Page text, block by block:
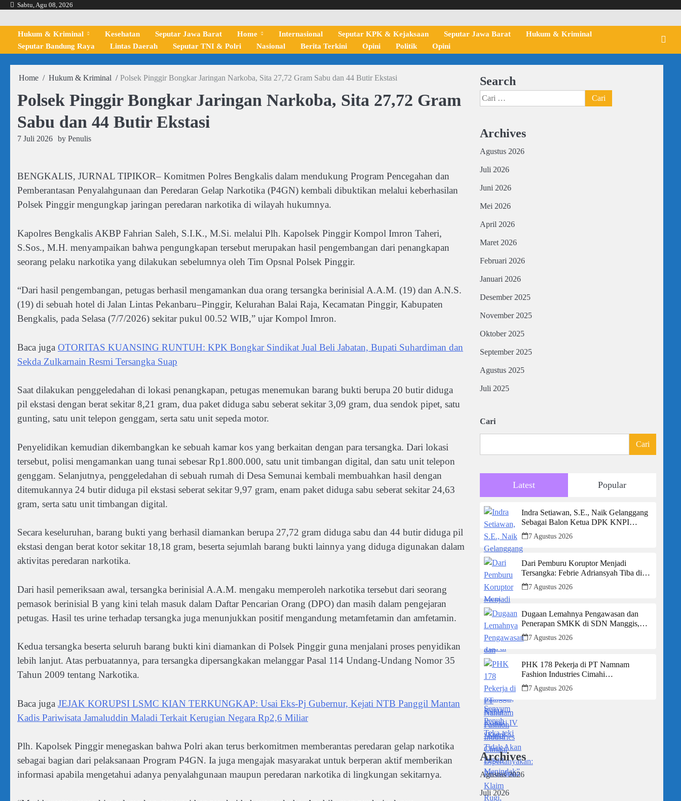
Skip
content
Sabtu, Agu 08, 2026
Hukum & Kriminal Kesehatan Seputar Jawa Barat Home Internasional Seputar KPK & Kejaksaan Seputar Jawa Barat
Hukum & Kriminal
Seputar Bandung Raya
Lintas Daerah Seputar TNI & Polri Nasional Berita Terkini Opini Politik Opini
Home Hukum & Kriminal Polsek Pinggir Bongkar Jaringan Narkoba, Sita 27,72 Gram Sabu dan 44 Butir Ekstasi
Polsek Pinggir Bongkar Jaringan Narkoba, Sita 27,72 Gram
Sabu dan 44 Butir Ekstasi
7 Juli 2026 by Penulis
BENGKALIS, JURNAL TIPIKOR– Komitmen Polres Bengkalis dalam mendukung Program Pencegahan dan
Pemberantasan Penyalahgunaan dan Peredaran Gelap Narkotika (P4GN) kembali dibuktikan melalui keberhasilan
Polsek Pinggir mengungkap jaringan peredaran narkotika di wilayah hukumnya.
Kapolres Bengkalis AKBP Fahrian Saleh, S.I.K., M.Si. melalui Plh. Kapolsek Pinggir Kompol Imron Taheri,
S.Sos., M.H. menyampaikan bahwa pengungkapan tersebut merupakan hasil pengembangan dari penangkapan
seorang pelaku narkotika yang dilakukan sebelumnya oleh Tim Opsnal Polsek Pinggir.
“Dari hasil pengembangan, petugas berhasil mengamankan dua orang tersangka berinisial A.A.M. (19) dan A.N.S.
(19) di sebuah hotel di Jalan Lintas Pekanbaru–Pinggir, Kelurahan Balai Raja, Kecamatan Pinggir, Kabupaten
Bengkalis, pada Selasa (7/7/2026) sekitar pukul 00.52 WIB,” ujar Kompol Imron.
Baca juga OTORITAS KUANSING RUNTUH: KPK Bongkar Sindikat Jual Beli Jabatan, Bupati Suhardiman dan
Sekda Zulkarnain Resmi Tersangka Suap
Saat dilakukan penggeledahan di lokasi penangkapan, petugas menemukan barang bukti berupa 20 butir diduga
pil ekstasi dengan berat sekitar 8,21 gram, dua paket diduga sabu seberat sekitar 3,09 gram, dua sendok pipet, satu
gunting, satu unit telepon genggam, serta satu unit sepeda motor.
Penyelidikan kemudian dikembangkan ke sebuah kamar kos yang berkaitan dengan para tersangka. Dari lokasi
tersebut, polisi mengamankan uang tunai sebesar Rp1.800.000, satu unit timbangan digital, dan satu unit telepon
genggam. Selanjutnya, penggeledahan di sebuah rumah di Desa Semunai kembali membuahkan hasil dengan
ditemukannya 24 butir diduga pil ekstasi seberat sekitar 9,97 gram, enam paket diduga sabu seberat sekitar 24,63
gram, serta satu unit timbangan digital.
Secara keseluruhan, barang bukti yang berhasil diamankan berupa 27,72 gram diduga sabu dan 44 butir diduga pil
ekstasi dengan berat kotor sekitar 18,18 gram, beserta sejumlah barang bukti lainnya yang diduga digunakan dalam
aktivitas peredaran narkotika.
Dari hasil pemeriksaan awal, tersangka berinisial A.A.M. mengaku memperoleh narkotika tersebut dari seorang
pemasok berinisial B yang kini telah masuk dalam Daftar Pencarian Orang (DPO) dan masih dalam pengejaran
petugas. Hasil tes urine terhadap tersangka juga menunjukkan positif mengandung metamfetamin dan amfetamin.
Kedua tersangka beserta seluruh barang bukti kini diamankan di Polsek Pinggir guna menjalani proses penyidikan
lebih lanjut. Atas perbuatannya, para tersangka dipersangkakan melanggar Pasal 114 Undang-Undang Nomor 35
Tahun 2009 tentang Narkotika.
Baca juga JEJAK KORUPSI LSMC KIAN TERKUNGKAP: Usai Eks-Pj Gubernur, Kejati NTB Panggil Mantan
Kadis Pariwisata Jamaluddin Maladi Terkait Kerugian Negara Rp2,6 Miliar
Plh. Kapolsek Pinggir menegaskan bahwa Polri akan terus berkomitmen memberantas peredaran gelap narkotika
sebagai bagian dari pelaksanaan Program P4GN. Ia juga mengajak masyarakat untuk berperan aktif memberikan
informasi apabila mengetahui adanya penyalahgunaan maupun peredaran narkotika di lingkungan sekitarnya.
Search
Cari
untuk:
Archives
Agustus 2026
Juli 2026
Juni 2026
Mei 2026
April 2026
Maret 2026
Februari 2026
Januari 2026
Desember 2025
November 2025
Oktober 2025
September 2025
Agustus 2025
Juli 2025
Cari
Cari
Latest Popular
Indra Setiawan, S.E., Naik Gelanggang
Sebagai Balon Ketua DPK KNPI
Kecamatan Ciambar
7 Agustus 2026
Dari Pemburu Koruptor Menjadi
Tersangka: Febrie Adriansyah Tiba di
Kejagung Berborgol, Bawa Map Biru
dan Senyum Penuh Teka-teki
7 Agustus 2026
Dugaan Lemahnya Pengawasan dan
Penerapan SMKK di SDN Manggis,
Ketua Komisi IV “Kami Tidak Akan
Segan Menindak”
7 Agustus 2026
PHK 178 Pekerja di PT Namnam
Fashion Industries Cimahi
Dipertanyakan: Perusahaan Klaim Rugi,
Laporan Keuangan Justru Tunjukkan
7 Agustus 2026
Archives
Agustus 2026
Juli 2026